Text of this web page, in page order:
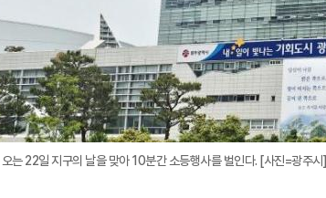
는 22일 지구의 날을 맞아 10분간 소등행사를 벌인다. [사진=광주시]